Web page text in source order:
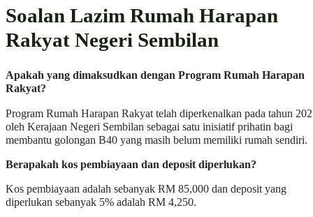
Soalan Lazim Rumah Harapan
Rakyat Negeri Sembilan
Apakah yang dimaksudkan dengan Program Rumah Harapan
Rakyat?
Program Rumah Harapan Rakyat telah diperkenalkan pada tahun
oleh Kerajaan Negeri Sembilan sebagai satu inisiatif prihatin bagi
membantu golongan B40 yang masih belum memiliki rumah sendiri.
Berapakah kos pembiayaan dan deposit diperlukan?
Kos pembiayaan adalah sebanyak RM 85,000 dan deposit yang
diperlukan sebanyak 5% adalah RM 4,250.